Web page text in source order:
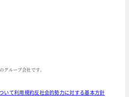
ループ会社です。
いて利用規約反社会的勢力に対する基本方針